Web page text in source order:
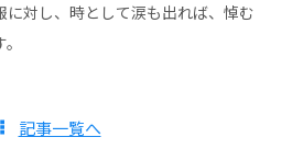
対し、時として涙も出れば、悼む
記事一覧へ